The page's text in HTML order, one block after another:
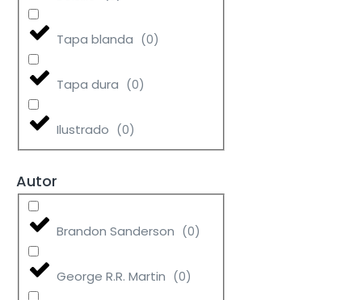
Tapa blanda (0)
Tapa dura (0)
Ilustrado (0)
Autor
Brandon Sanderson (0)
George R.R. Martin (0)